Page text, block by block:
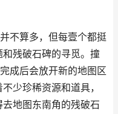
不算多，但每壹个都挺
残破石碑的寻觅。撞
成后会放开新的地图区
少珍稀资源和道具，
地图东南角的残破石